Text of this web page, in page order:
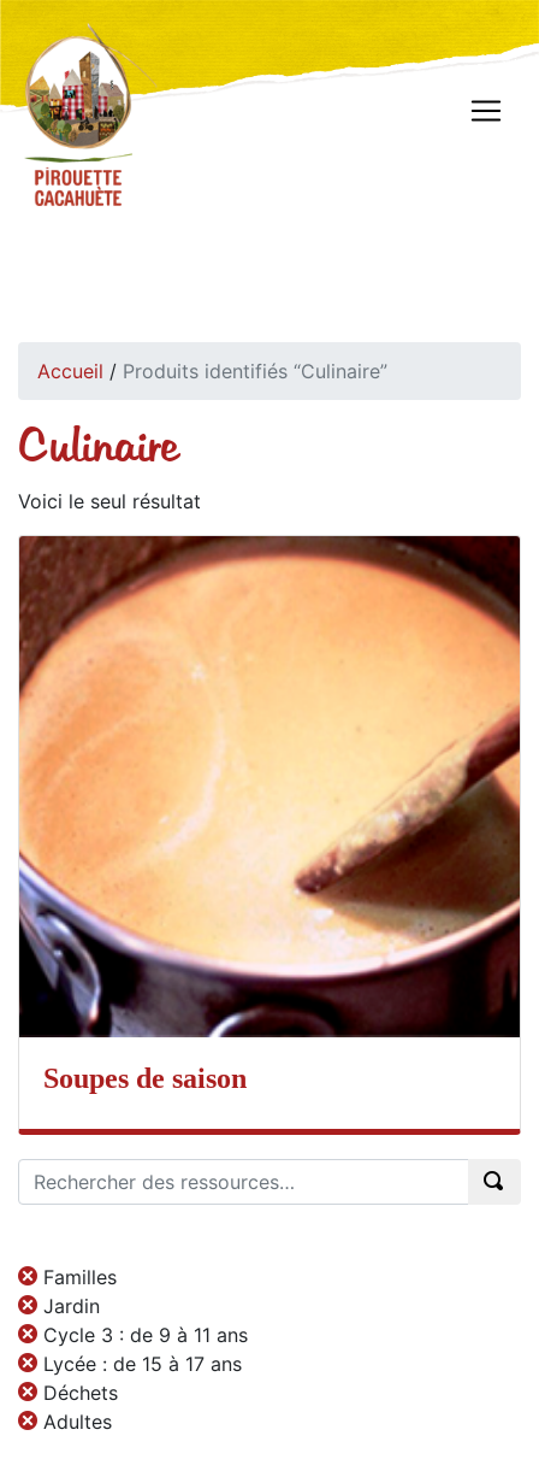
Accueil / Produits identifiés “Culinaire”
Culinaire
Voici le seul résultat
Soupes de saison
Familles
Jardin
Cycle 3 : de 9 à 11 ans
Lycée : de 15 à 17 ans
Déchets
Adultes